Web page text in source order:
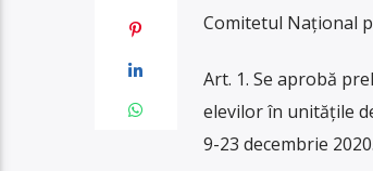
Comitetul Naţional
Art. 1. Se aprobă
elevilor în unităţile
9-23 decembrie 2020.